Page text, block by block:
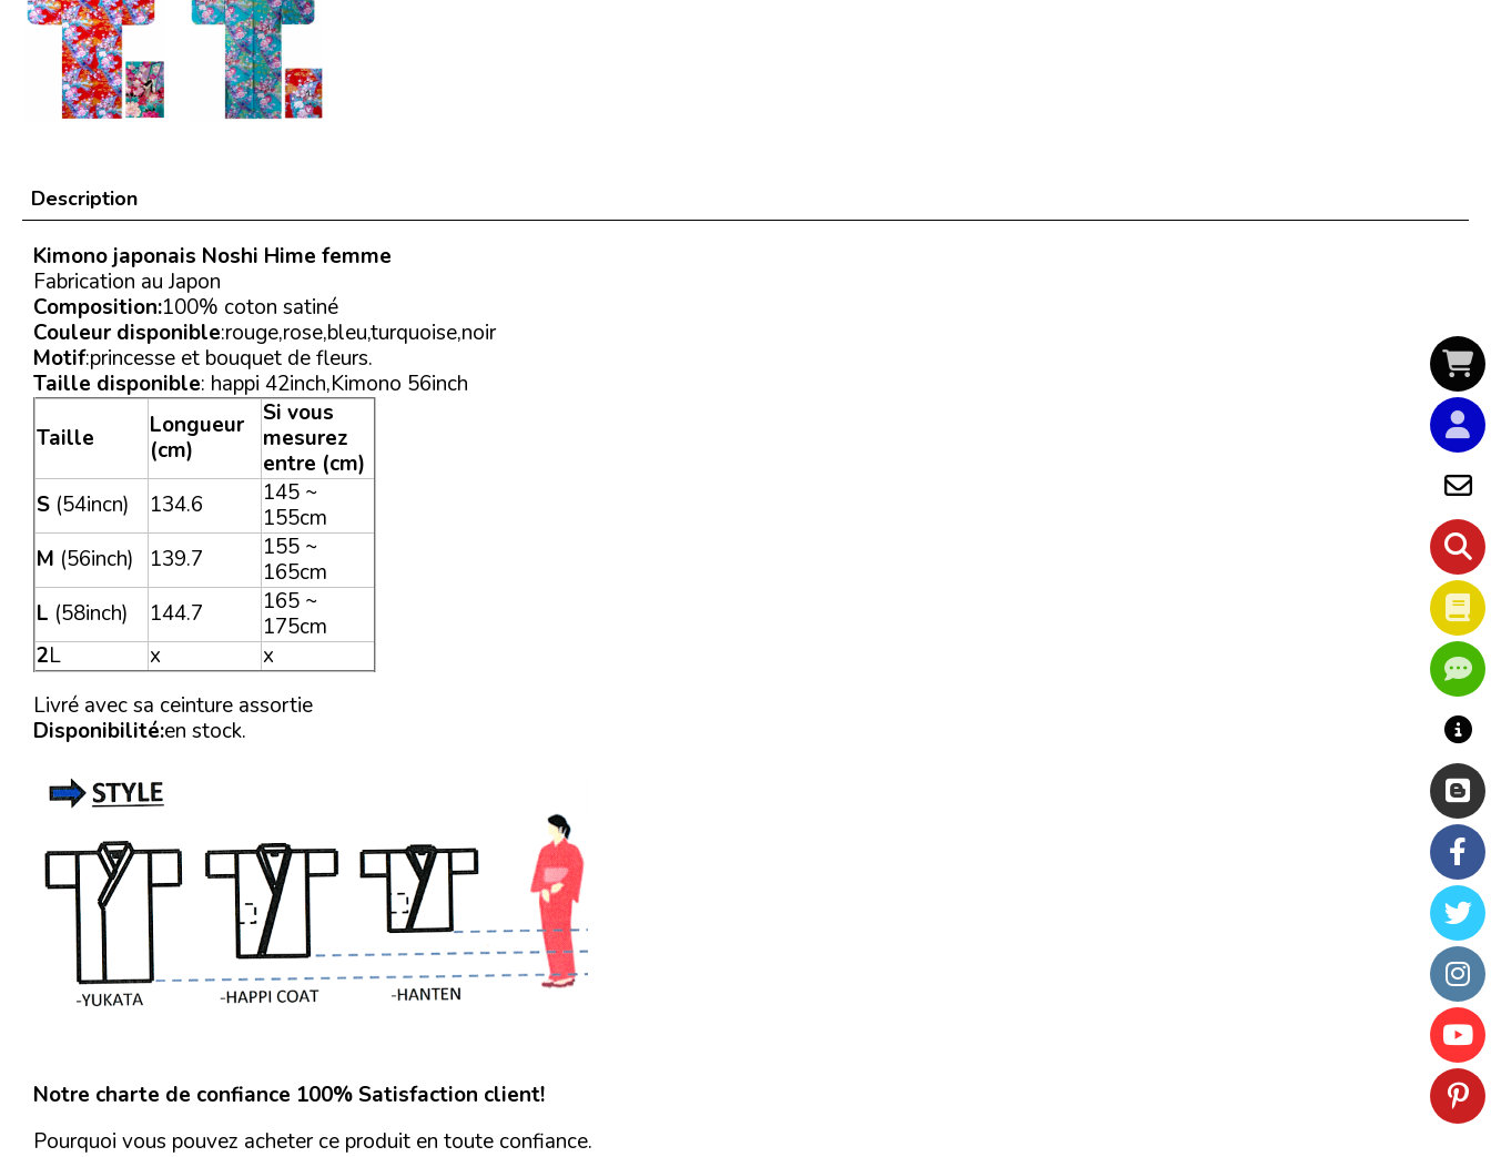
Description
Kimono japonais Noshi Hime femme
Fabrication au Japon
Composition:100% coton satiné
Couleur disponible:rouge,rose,bleu,turquoise,noir
Motif:princesse et bouquet de fleurs.
Taille disponible: happi 42inch,Kimono 56inch
Taille
Longueur
(cm)
Si vous
mesurez
entre (cm)
S (54incn) 134.6
145 ~
155cm
M (56inch) 139.7
155 ~
165cm
L (58inch) 144.7
165 ~
175cm
2L x
x
Livré avec sa ceinture assortie
Disponibilité:en stock.
Notre charte de confiance 100% Satisfaction client!
Pourquoi vous pouvez acheter ce produit en toute confiance.